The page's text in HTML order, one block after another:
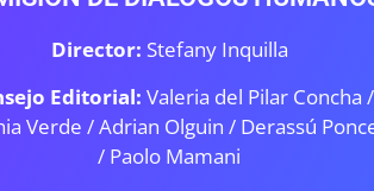
Director: Stefany Inquilla
Editorial: Valeria del Pilar Concha /
Verde /Adrian Olguin / Derassú
/ Paolo Mamani